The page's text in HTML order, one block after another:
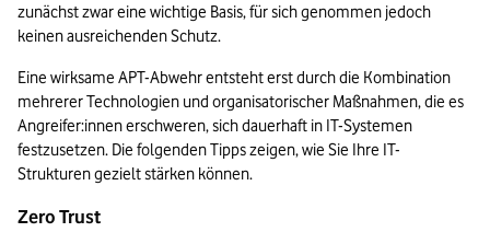
zunächst zwar eine wichtige Basis, für sich genommen jedoch
keinen ausreichenden Schutz.
Eine wirksame APT-Abwehr entsteht erst durch die Kombination
mehrerer Technologien und organisatorischer Maßnahmen, die es
Angreifer:innen erschweren, sich dauerhaft in IT-Systemen
festzusetzen. Die folgenden Tipps zeigen, wie Sie Ihre IT-
Strukturen gezielt stärken können.
Zero Trust